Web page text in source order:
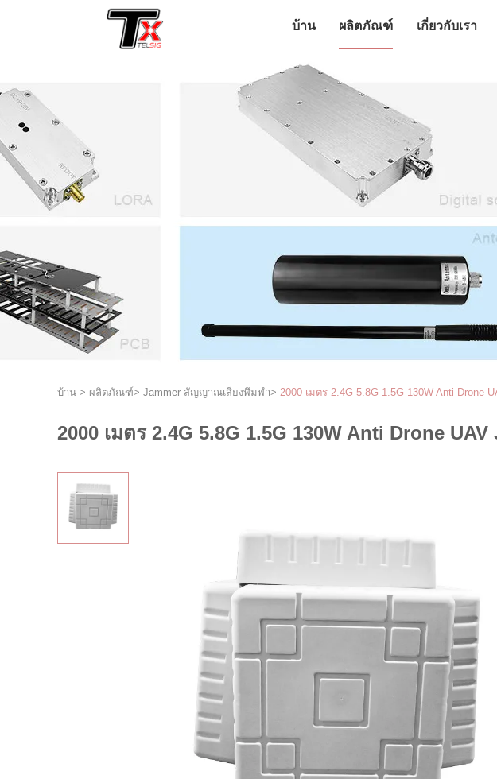
บ้าน ผลิตภัณฑ์ เกี่ยวกับเรา
บ้าน > ผลิตภัณฑ์> Jammer สัญญาณเสียงพึมพำ> 2000 เมตร 2.4G 5.8G 1.5G 130W Anti Drone
2000 เมตร 2.4G 5.8G 1.5G 130W Anti Drone UAV